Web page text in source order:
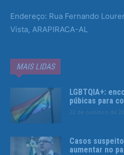
Endereço: Rua Fernando
Vista, ARAPIRACA-AL
MAIS LIDAS
LGBTQIA+:
púbicas para
22 de outubro de
Casos
aumentar no